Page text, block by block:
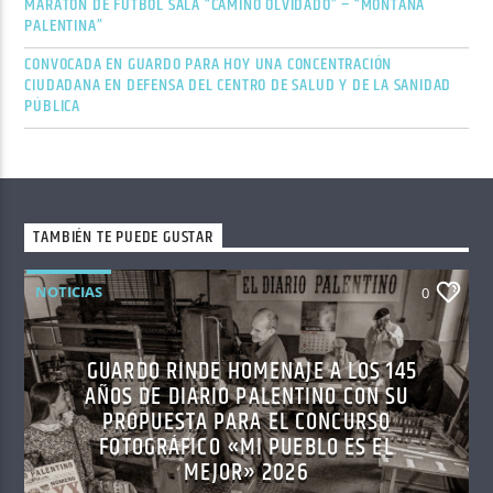
PALENTINA”
CONVOCADA EN GUARDO PARA HOY UNA CONCENTRACIÓN
CIUDADANA EN DEFENSA DEL CENTRO DE SALUD Y DE LA SANIDAD
PÚBLICA
TAMBIÉN TE PUEDE GUSTAR
NOTICIAS 0
GUARDO RINDE HOMENAJE A LOS 145
AÑOS DE DIARIO PALENTINO CON SU
PROPUESTA PARA EL CONCURSO
FOTOGRÁFICO «MI PUEBLO ES EL
MEJOR» 2026